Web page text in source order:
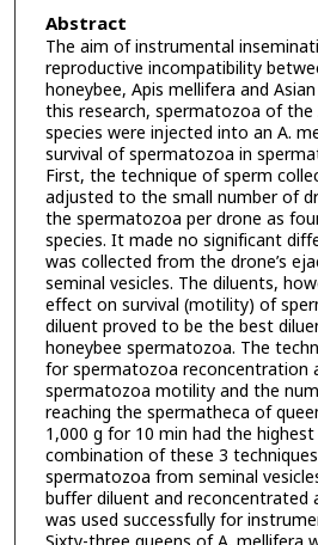
Abstract
The aim of instrumental
reproductive incompatibility
honeybee, Apis mellifera and
this research, spermatozoa of the
species were injected into an A.
survival of spermatozoa in
First, the technique of sperm
adjusted to the small number of
the spermatozoa per drone as
species. It made no significant
was collected from the drone’s
seminal vesicles. The diluents,
effect on survival (motility) of
diluent proved to be the best
honeybee spermatozoa. The
for spermatozoa reconcentration
spermatozoa motility and the
reaching the spermatheca of
1,000 g for 10 min had the
combination of these 3
spermatozoa from seminal
buffer diluent and reconcentrated
was used successfully for